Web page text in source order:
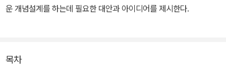
운 개념설계를 하는데 필요한 대안과 아이디어를 제시한다.
목차